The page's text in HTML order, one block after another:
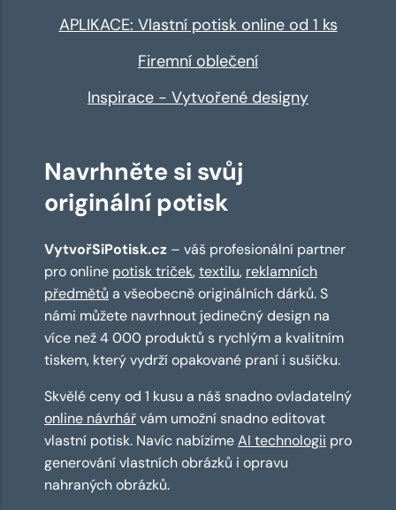
APLIKACE: Vlastní potisk online od 1 ks
Firemní oblečení
Inspirace - Vytvořené designy
Navrhněte si svůj
originální potisk
VytvořSiPotisk.cz – váš profesionální partner
pro online potisk triček,textilu, reklamních
předmětů a všeobecně originálních dárků. S
námi můžete navrhnout jedinečný design na
více než 4 000 produktů s rychlým a kvalitním
tiskem, který vydrží opakované praní i sušičku.
Skvělé ceny od 1 kusu a náš snadno ovladatelný
online návrhářvám umožní snadno editovat
vlastní potisk. Navíc nabízímeAI technologii pro
generování vlastních obrázků i opravu
nahraných obrázků.